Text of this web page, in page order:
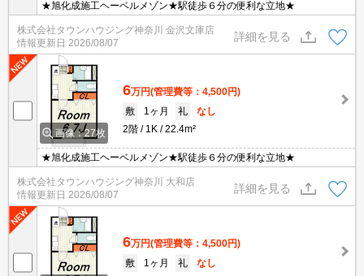
★旭化成施工ヘーベルメゾン★駅徒歩６分の便利な立地★
株式会社タウンハウジング神奈川 金沢文庫店
情報更新日 2026/08/07
詳細を見る
画像：27枚
6万円(管理費等：4,500円)
敷
1ヶ月 礼
なし
2階
1K 22.4m²
★旭化成施工ヘーベルメゾン★駅徒歩６分の便利な立地★
株式会社タウンハウジング神奈川 大和店
情報更新日 2026/08/07
詳細を見る
6万円(管理費等：4,500円)
敷
1ヶ月 礼
なし